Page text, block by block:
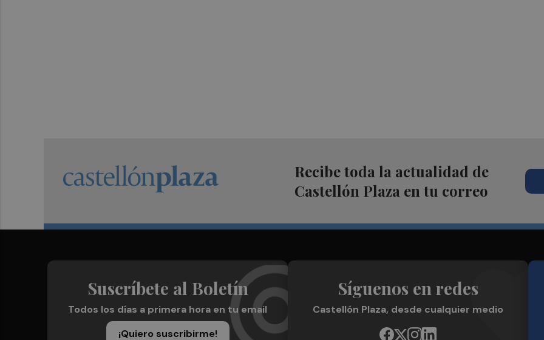
Recibe toda la actualidad de
Castellón Plaza en tu correo
Suscríbete al Boletín
Todos los días a primera hora en tu email
¡Quiero suscribirme!
Síguenos en redes
Castellón Plaza, desde cualquier medio